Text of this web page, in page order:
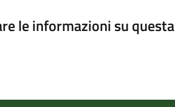
le informazioni su questa